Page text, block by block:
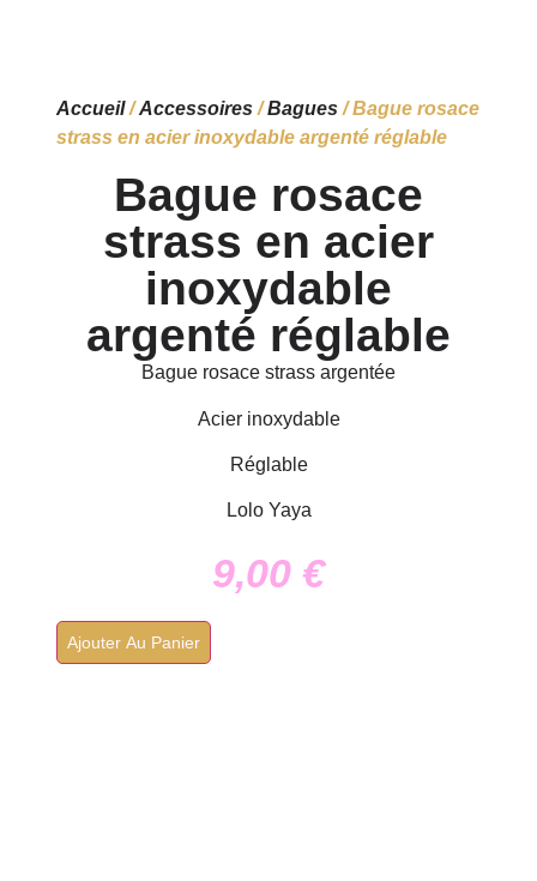
Accueil/Accessoires/Bagues/ Bague rosace
strass en acier inoxydable argenté réglable
Bague rosace
strass en acier
inoxydable
argenté réglable
Bague rosace strass argentée
Acier inoxydable
Réglable
Lolo Yaya
9,00 €
Ajouter Au Panier